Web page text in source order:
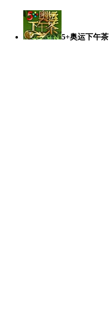
5+奥运下午茶